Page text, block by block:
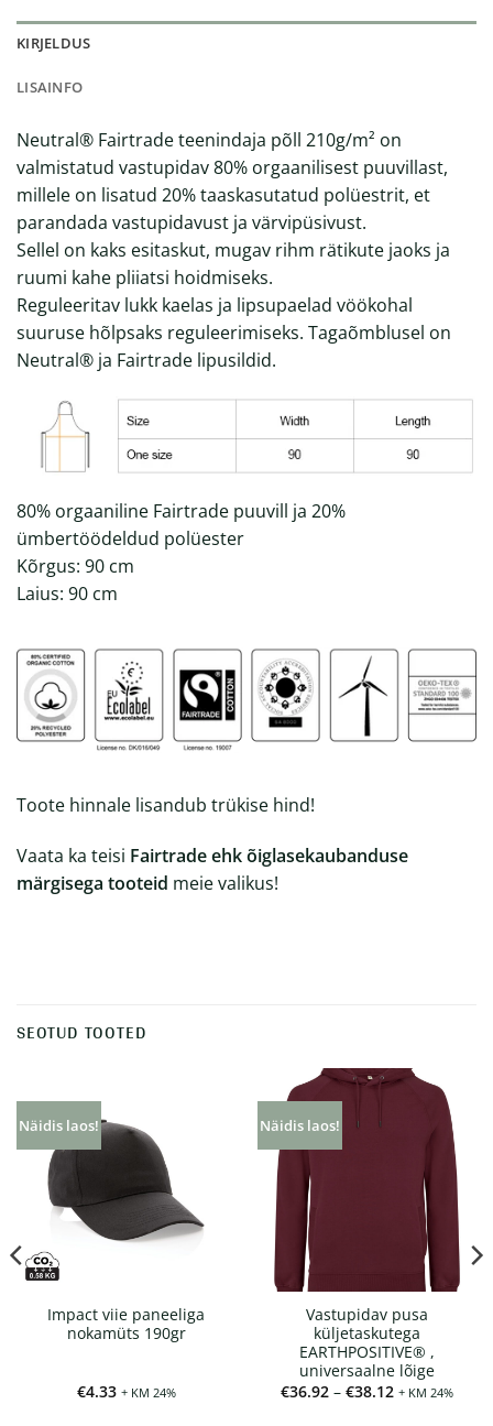
KIRJELDUS
LISAINFO
Neutral® Fairtrade teenindaja põll 210g/m² on
valmistatud vastupidav 80% orgaanilisest puuvillast,
millele on lisatud 20% taaskasutatud polüestrit, et
parandada vastupidavust ja värvipüsivust.
Sellel on kaks esitaskut, mugav rihm rätikute jaoks ja
ruumi kahe pliiatsi hoidmiseks.
Reguleeritav lukk kaelas ja lipsupaelad vöökohal
suuruse hõlpsaks reguleerimiseks. Tagaõmblusel on
Neutral® ja Fairtrade lipusildid.
80% orgaaniline Fairtrade puuvill ja 20%
ümbertöödeldud polüester
Kõrgus: 90 cm
Laius: 90 cm
Toote hinnale lisandub trükise hind!
Vaata ka teisi Fairtrade ehk õiglasekaubanduse
märgisega tooteid meie valikus!
SEOTUD TOOTED
Näidis laos!
Impact viie paneeliga
nokamüts 190gr
€4.33 + KM 24%
Näidis laos!
Vastupidav pusa
küljetaskutega
EARTHPOSITIVE® ,
universaalne lõige
€36.92 – €38.12
€36.92
+ KM 24%